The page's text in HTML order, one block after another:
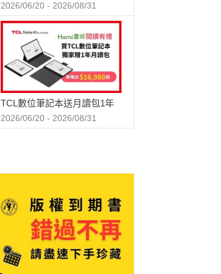
2026/06/20 - 2026/08/31
TCL數位筆記本送月讀包1年
2026/06/20 - 2026/08/31